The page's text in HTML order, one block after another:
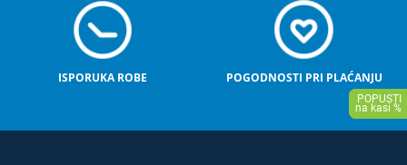
ISPORUKA ROBE POGODNOSTI PRI PLAĆANJU